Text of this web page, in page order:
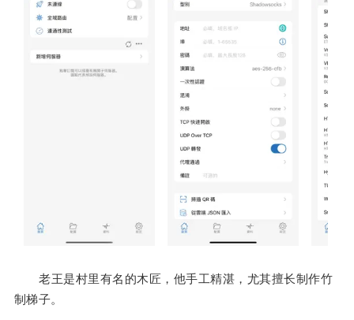
老王是村里有名的木匠，他手工精湛，尤其擅长制作竹
制梯子。